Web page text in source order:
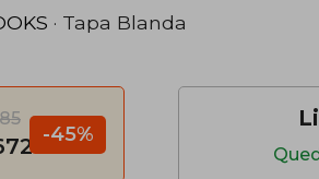
· Tapa Blanda
-45%